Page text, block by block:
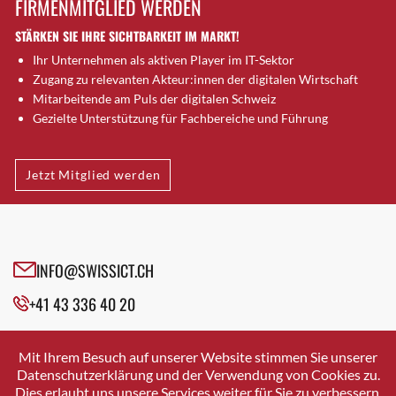
Brütten
Bubendorf
Bubikon
Buchs (SG)
Burgdorf
Bülach
Cazis
Cham
Davos Platz
Davos Platz 1
Dietikon
Dietlikon
FIRMENMITGLIED WERDEN
STÄRKEN SIE IHRE SICHTBARKEIT IM MARKT!
Ihr Unternehmen als aktiven Player im IT-Sektor
Zugang zu relevanten Akteur:innen der digitalen Wirtschaft
Mitarbeitende am Puls der digitalen Schweiz
Gezielte Unterstützung für Fachbereiche und Führung
Jetzt Mitglied werden
INFO@SWISSICT.CH
+41 43 336 40 20
SWISSICT
VULKANSTRASSE 120
8048 ZURICH
Mit Ihrem Besuch auf unserer Website stimmen Sie unserer
Datenschutzerklärung und der Verwendung von Cookies zu.
Dies erlaubt uns unsere Services weiter für Sie zu verbessern.